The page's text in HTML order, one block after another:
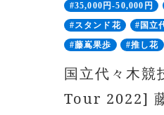
#35,000円-50,000円
#スタンド花
#国立
#藤嶌果歩
#推し花
国立代々木
Tour 2022]